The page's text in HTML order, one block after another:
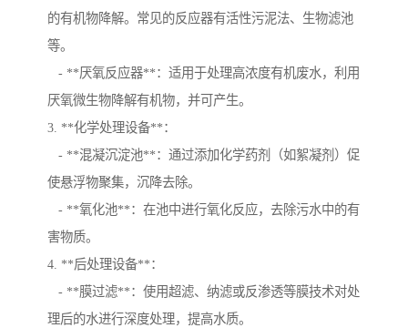
的有机物降解。常见的反应器有活性污泥法、生物滤池
等。
- **厌氧反应器**：适用于处理高浓度有机废水，利用
厌氧微生物降解有机物，并可产生。
3. **化学处理设备**：
- **混凝沉淀池**：通过添加化学药剂（如絮凝剂）促
使悬浮物聚集，沉降去除。
- **氧化池**：在池中进行氧化反应，去除污水中的有
害物质。
4. **后处理设备**：
- **膜过滤**：使用超滤、纳滤或反渗透等膜技术对处
理后的水进行深度处理，提高水质。